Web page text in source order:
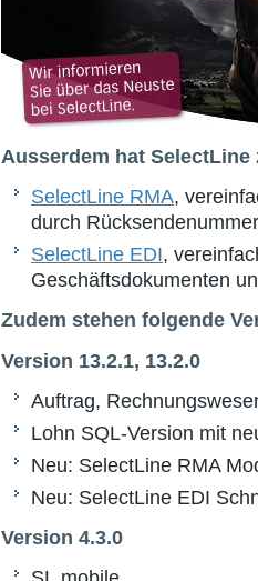
Ausserdem hat
SelectLine RMA,
durch
SelectLine EDI,
Geschäftsdokumenten
Zudem stehen folgende
Version 13.2.1, 13.2.0
Auftrag,
Lohn SQL-Version mit
Neu: SelectLine RMA
Neu: SelectLine EDI
Version 4.3.0